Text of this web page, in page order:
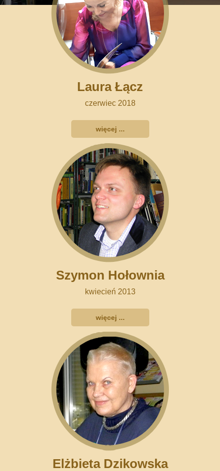
Laura Łącz
czerwiec 2018
więcej ...
Szymon Hołownia
kwiecień 2013
więcej ...
Elżbieta Dzikowska